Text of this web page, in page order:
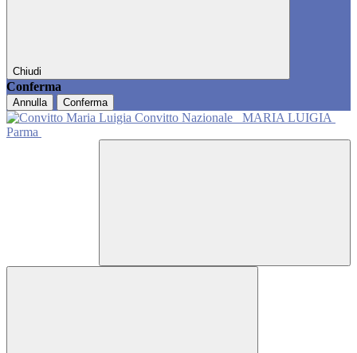
Chiudi
Conferma
Annulla Conferma
Convitto Nazionale
MARIA LUIGIA
Parma